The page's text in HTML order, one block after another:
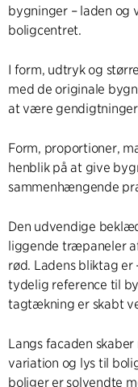
bygninger – laden og
boligcentret.
I form, udtryk og
med de originale
at være
Form, proportioner,
henblik på at give
sammenhængende
Den udvendige
liggende træpaneler
rød. Ladens bliktag
tydelig reference til
tagtækning er skabt
Langs facaden
variation og lys til
boliger er solvendte